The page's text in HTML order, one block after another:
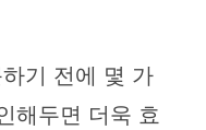
기 전에 몇 가
해두면 더욱 효